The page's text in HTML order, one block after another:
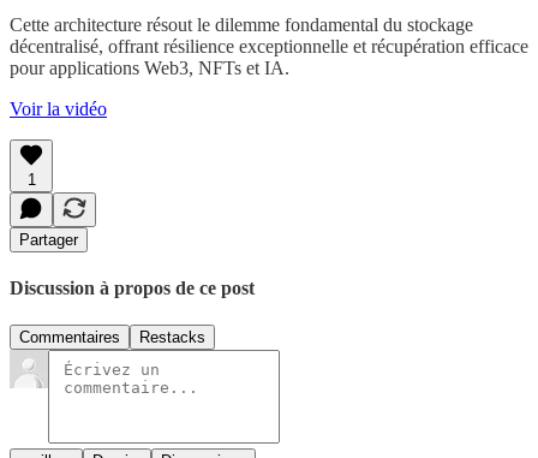
Cette architecture résout le dilemme fondamental du stockage
décentralisé, offrant résilience exceptionnelle et récupération efficace
pour applications Web3, NFTs et IA.
Voir la vidéo
1
Partager
Discussion à propos de ce post
Commentaires Restacks